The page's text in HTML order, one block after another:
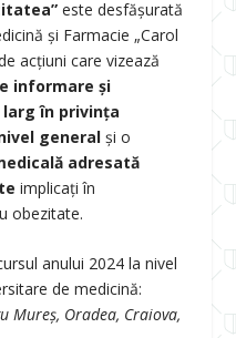
este desfășurată
și Farmacie „Carol
acțiuni care vizează
informare și
în privința
general și o
adresată
implicați în
obezitate.
anului 2024 la nivel
de medicină:
Mureș, Oradea, Craiova,